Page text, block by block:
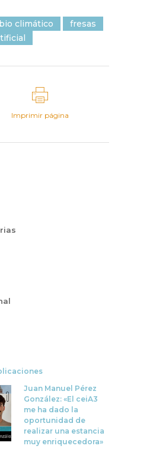
climático
fresas
Imprimir página
Juan Manuel Pérez
González: «El ceiA3
me ha dado la
oportunidad de
realizar una estancia
muy enriquecedora»